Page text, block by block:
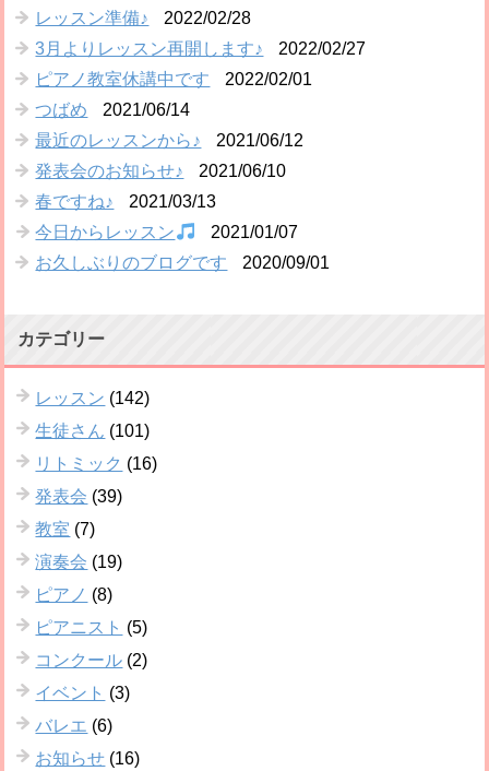
レッスン準備♪
2022/02/28
3月よりレッスン再開します♪
2022/02/27
ピアノ教室休講中です
2022/02/01
つばめ
2021/06/14
最近のレッスンから♪
2021/06/12
発表会のお知らせ♪
2021/06/10
春ですね♪
2021/03/13
今日からレッスン
2021/01/07
お久しぶりのブログです
2020/09/01
カテゴリー
レッスン (142)
生徒さん (101)
リトミック (16)
発表会 (39)
教室 (7)
演奏会 (19)
ピアノ (8)
ピアニスト (5)
コンクール (2)
イベント (3)
バレエ (6)
お知らせ (16)